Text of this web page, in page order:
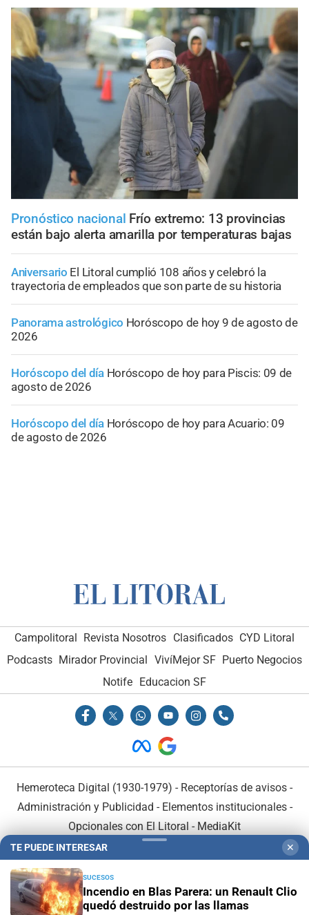
Pronóstico nacional Frío extremo: 13 provincias
están bajo alerta amarilla por temperaturas bajas
Aniversario El Litoral cumplió 108 años y celebró la
trayectoria de empleados que son parte de su historia
Panorama astrológico Horóscopo de hoy 9 de agosto de
2026
Horóscopo del día Horóscopo de hoy para Piscis: 09 de
agosto de 2026
Horóscopo del día Horóscopo de hoy para Acuario: 09
de agosto de 2026
Campolitoral Revista Nosotros Clasificados CYD Litoral
Podcasts Mirador Provincial VivíMejor SF Puerto Negocios
Notife Educacion SF
Hemeroteca Digital (1930-1979) - Receptorías de avisos -
Administración y Publicidad - Elementos institucionales-
Opcionales con El Litoral - MediaKit
TE PUEDE INTERESAR ✕
SUCESOS
Incendio en Blas Parera: un Renault Clio
quedó destruido por las llamas